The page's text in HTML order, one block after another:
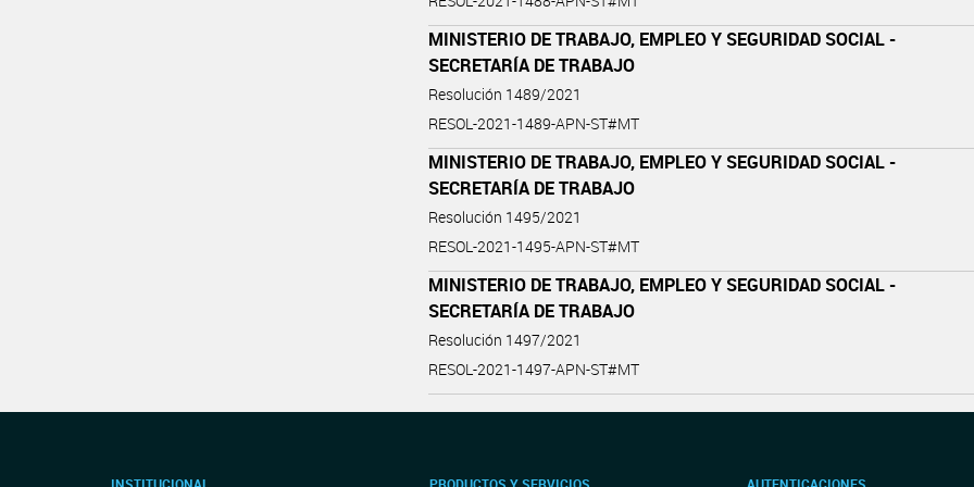
MINISTERIO DE TRABAJO, EMPLEO Y SEGURIDAD SOCIAL -
SECRETARÍA DE TRABAJO
Resolución 1489/2021
RESOL-2021-1489-APN-ST#MT
MINISTERIO DE TRABAJO, EMPLEO Y SEGURIDAD SOCIAL -
SECRETARÍA DE TRABAJO
Resolución 1495/2021
RESOL-2021-1495-APN-ST#MT
MINISTERIO DE TRABAJO, EMPLEO Y SEGURIDAD SOCIAL -
SECRETARÍA DE TRABAJO
Resolución 1497/2021
RESOL-2021-1497-APN-ST#MT